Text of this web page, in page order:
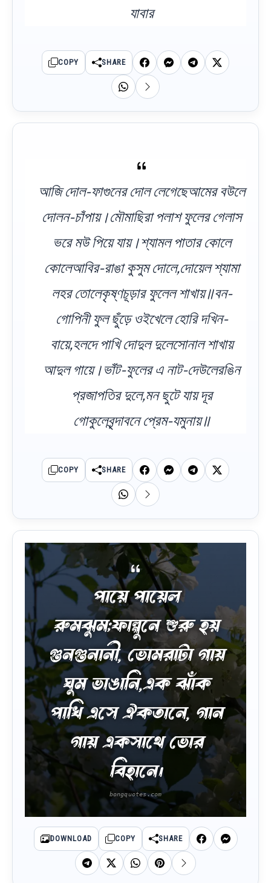
যাবার
COPY SHARE
আজি দোল-ফাগুনের দোল লেগেছেআমের বউলে
দোলন-চাঁপায়।মৌমাছিরা পলাশ ফুলের গেলাস
ভরে মউ পিয়ে যায়।শ্যামল পাতার কোলে
কোলেআবির-রাঙা কুসুম দোলে,দোয়েল শ্যামা
লহর তোলেকৃষ্ণচূড়ার ফুলেল শাখায়॥বন-
গোপিনী ফুল ছুঁড়ে ওইখেলে হোরি দখিন-
বায়ে,হলদে পাখি দোদুল দুলেসোনাল শাখায়
আদুল গায়ে।ভাঁট-ফুলের এ নাট-দেউলেরঙিন
প্রজাপতির দুলে,মন ছুটে যায় দূর
গোকুলেবৃন্দাবনে প্রেম-যমুনায়॥
COPY SHARE
পায়ে পায়েল
রুমঝুম;ফাল্গুনে শুরু হয়
গুনগুনানী, ভোমরাটা গায়
ঘুম ভাঙানি,এক ঝাঁক
পাখি এসে ঐকতানে, গান
গায় একসাথে ভোর
বিহানে।
DOWNLOAD COPY SHARE